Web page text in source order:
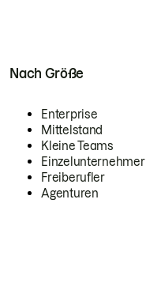
Nach Größe
Enterprise
Mittelstand
Kleine Teams
Einzelunternehmer
Freiberufler
Agenturen